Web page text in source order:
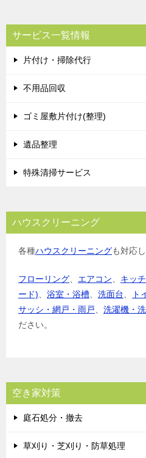
サービス一覧情報
片付け・掃除代行
不用品回収
ゴミ屋敷片付け(整理)
遺品整理
特殊清掃サービス
ハウスクリーニング
各種ハウスクリーニングも対応
フローリング エアコン キッ
ード)
浴室・浴槽 洗面台 ト
サッシ・網戸・雨戸
洗濯機・
ださい。
空き家対策
庭石処分・撤去
草刈り・芝刈り・防草処理